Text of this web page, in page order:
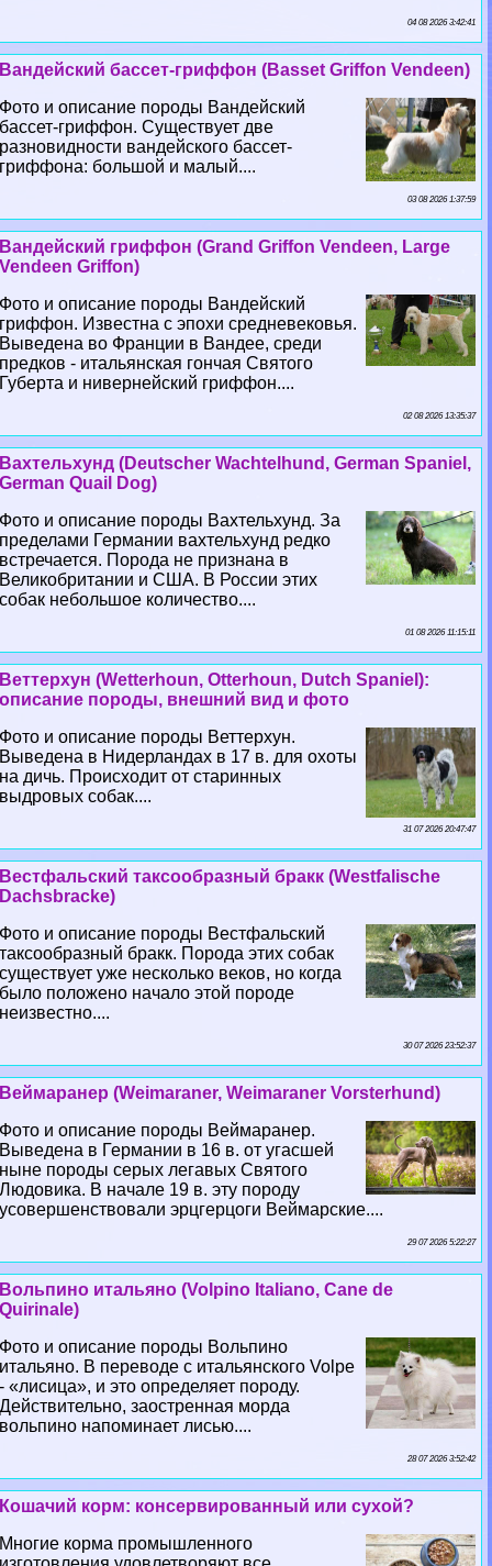
04 08 2026 3:42:41
Вандейский бассет-гриффон (Basset Griffon Vendeen)
Фото и описание породы Вандейский
бассет-гриффон. Существует две
разновидности вандейского бассет-
гриффона: большой и малый....
03 08 2026 1:37:59
Вандейский гриффон (Grand Griffon Vendeen, Large
Vendeen Griffon)
Фото и описание породы Вандейский
гриффон. Известна с эпохи средневековья.
Выведена во Франции в Вандее, среди
предков - итальянская гончая Святого
Губерта и нивернейский гриффон....
02 08 2026 13:35:37
Вахтельхунд (Deutscher Wachtelhund, German Spaniel,
German Quail Dog)
Фото и описание породы Вахтельхунд. За
пределами Германии вахтельхунд редко
встречается. Порода не признана в
Великобритании и США. В России этих
собак небольшое количество....
01 08 2026 11:15:11
Веттерхун (Wetterhoun, Otterhoun, Dutch Spaniel):
описание породы, внешний вид и фото
Фото и описание породы Веттерхун.
Выведена в Нидерландах в 17 в. для охоты
на дичь. Происходит от старинных
выдровых собак....
31 07 2026 20:47:47
Вестфальский таксообразный бpaкк (Westfalische
Dachsbracke)
Фото и описание породы Вестфальский
таксообразный бpaкк. Порода этих собак
существует уже несколько веков, но когда
было положено начало этой породе
неизвестно....
30 07 2026 23:52:37
Веймаранер (Weimaraner, Weimaraner Vorsterhund)
Фото и описание породы Веймаранер.
Выведена в Германии в 16 в. от угасшей
ныне породы серых легавых Святого
Людовика. В начале 19 в. эту породу
усовершенствовали эрцгерцоги Веймарские....
29 07 2026 5:22:27
Вольпино итальяно (Volpino Italiano, Cane de
Quirinale)
Фото и описание породы Вольпино
итальяно. В переводе с итальянского Volpe
- «лисица», и это определяет породу.
Действительно, заостренная морда
вольпино напоминает лисью....
28 07 2026 3:52:42
Кошачий корм: консервированный или сухой?
Многие корма промышленного